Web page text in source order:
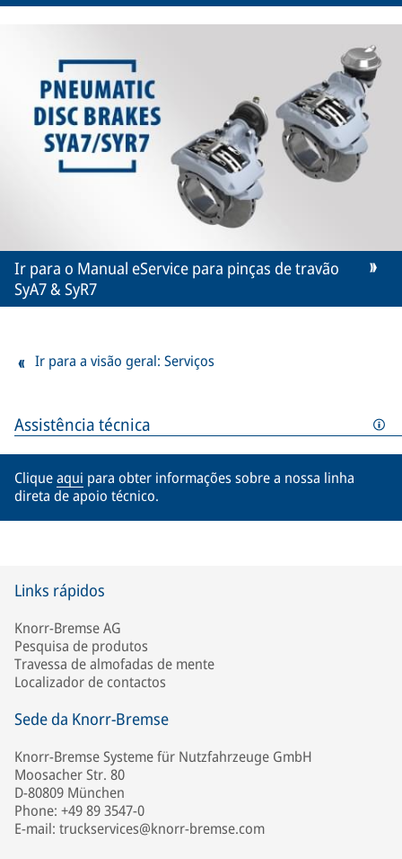
Assistência técnica
Cliqueaqui para obter informações sobre a nossa linha
direta de apoio técnico.
Ir para o Manual eService para pinças de travão
SyA7 & SyR7
Ir para a visão geral: Serviços
Links rápidos
Knorr-Bremse AG
Pesquisa de produtos
Travessa de almofadas de mente
Localizador de contactos
Sede da Knorr-Bremse
Knorr-Bremse Systeme für Nutzfahrzeuge GmbH
Moosacher Str. 80
D-80809 München
Phone: +49 89 3547-0
E-mail: truckservices@knorr-bremse.com